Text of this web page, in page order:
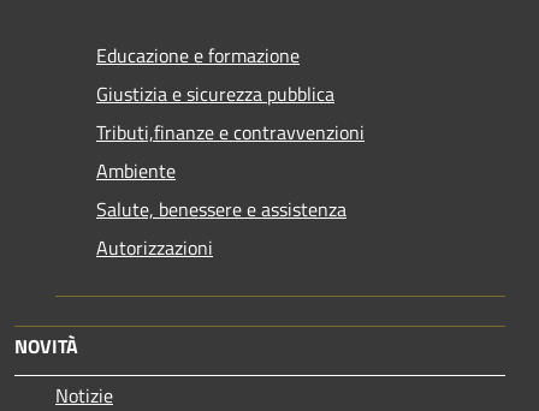
Educazione e formazione
Giustizia e sicurezza pubblica
Tributi,finanze e contravvenzioni
Ambiente
Salute, benessere e assistenza
Autorizzazioni
NOVITÀ
Notizie